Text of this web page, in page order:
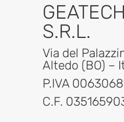
S.R.L.
Via del
Altedo (BO) –
P.IVA
C.F.